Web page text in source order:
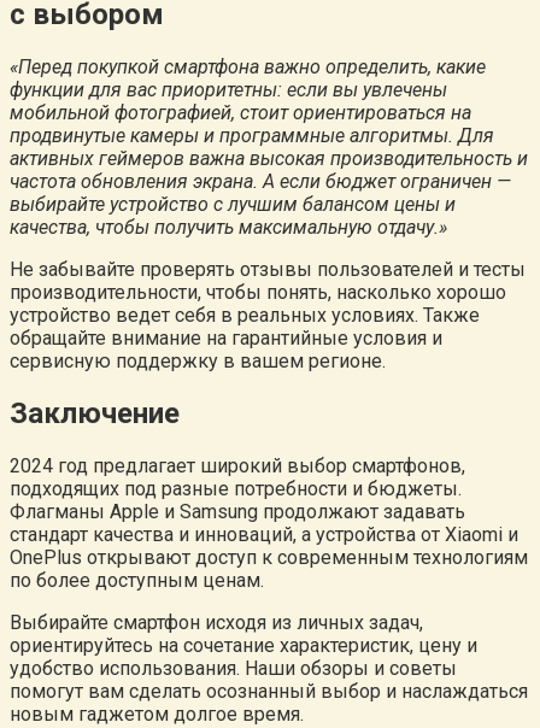
с выбором
«Перед покупкой смартфона важно определить, какие
функции для вас приоритетны: если вы увлечены
мобильной фотографией, стоит ориентироваться на
продвинутые камеры и программные алгоритмы. Для
активных геймеров важна высокая производительность и
частота обновления экрана. А если бюджет ограничен —
выбирайте устройство с лучшим балансом цены и
качества, чтобы получить максимальную отдачу.»
Не забывайте проверять отзывы пользователей и тесты
производительности, чтобы понять, насколько хорошо
устройство ведет себя в реальных условиях. Также
обращайте внимание на гарантийные условия и
сервисную поддержку в вашем регионе.
Заключение
2024 год предлагает широкий выбор смартфонов,
подходящих под разные потребности и бюджеты.
Флагманы Apple и Samsung продолжают задавать
стандарт качества и инноваций, а устройства от Xiaomi и
OnePlus открывают доступ к современным технологиям
по более доступным ценам.
Выбирайте смартфон исходя из личных задач,
ориентируйтесь на сочетание характеристик, цену и
удобство использования. Наши обзоры и советы
помогут вам сделать осознанный выбор и наслаждаться
новым гаджетом долгое время.